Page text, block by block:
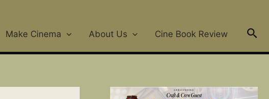
Make Cinema About Us Cine Book Review